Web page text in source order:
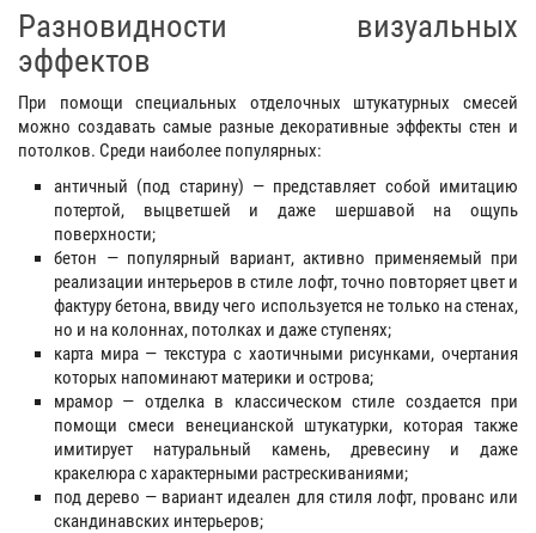
Разновидности визуальных
эффектов
При помощи специальных отделочных штукатурных смесей
можно создавать самые разные декоративные эффекты стен и
потолков. Среди наиболее популярных:
античный (под старину) — представляет собой имитацию
потертой, выцветшей и даже шершавой на ощупь
поверхности;
бетон — популярный вариант, активно применяемый при
реализации интерьеров в стиле лофт, точно повторяет цвет и
фактуру бетона, ввиду чего используется не только на стенах,
но и на колоннах, потолках и даже ступенях;
карта мира — текстура с хаотичными рисунками, очертания
которых напоминают материки и острова;
мрамор — отделка в классическом стиле создается при
помощи смеси венецианской штукатурки, которая также
имитирует натуральный камень, древесину и даже
кракелюра с характерными растрескиваниями;
под дерево — вариант идеален для стиля лофт, прованс или
скандинавских интерьеров;